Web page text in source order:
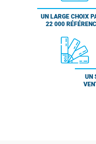
UN LARGE CHOIX
22 000
UN